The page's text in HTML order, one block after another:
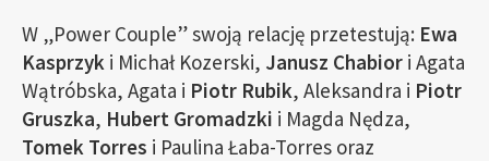
W „Power Couple” swoją relację przetestują: Ewa
Kasprzyk i Michał Kozerski, Janusz Chabior i Agata
Wątróbska, Agata i Piotr Rubik, Aleksandra i Piotr
Gruszka, Hubert Gromadzki i Magda Nędza,
Tomek Torres i Paulina Łaba-Torres oraz